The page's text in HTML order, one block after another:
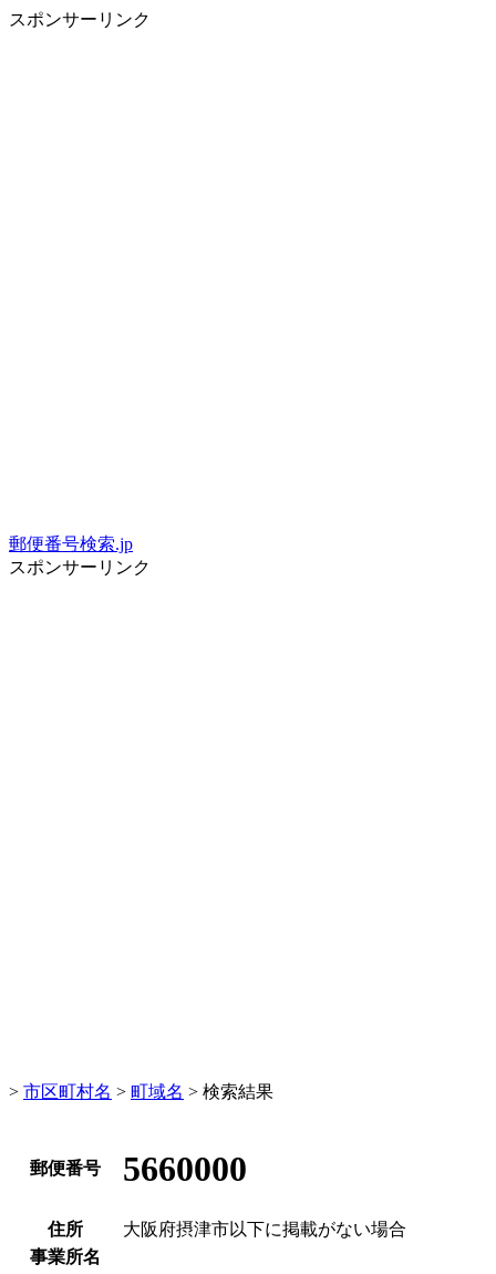
スポンサーリンク
郵便番号検索.jp
スポンサーリンク
> 市区町村名 > 町域名 > 検索結果
郵便番号 5660000
住所
大阪府摂津市以下に掲載がない場合
事業所名